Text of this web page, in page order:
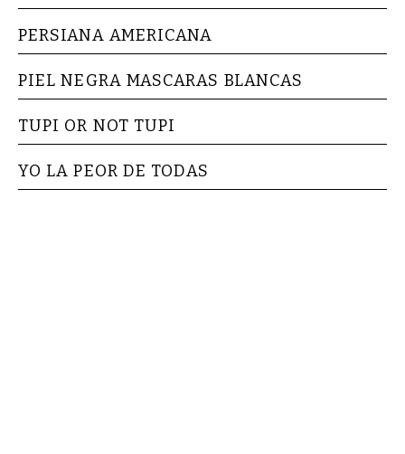
PERSIANA AMERICANA
PIEL NEGRA MASCARAS BLANCAS
TUPI OR NOT TUPI
YO LA PEOR DE TODAS